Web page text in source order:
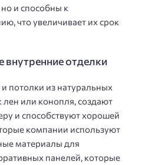
и способны к
что увеличивает их срок
отделки
потолки из натуральных
лен или конопля, создают
и способствуют хорошей
компании используют
материалы для
панелей, которые